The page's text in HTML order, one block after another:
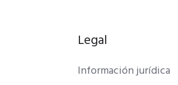
Legal
Información jurídica